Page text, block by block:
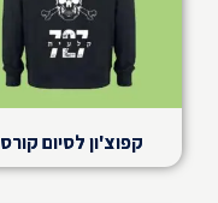
קפוצ'ון לסיום קורס